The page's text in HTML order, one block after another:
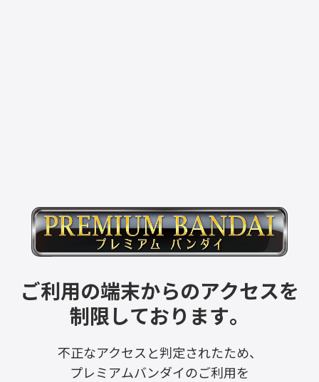
ご利用の端末からのアクセスを
制限しております。
不正なアクセスと判定されたため、
プレミアムバンダイのご利用を